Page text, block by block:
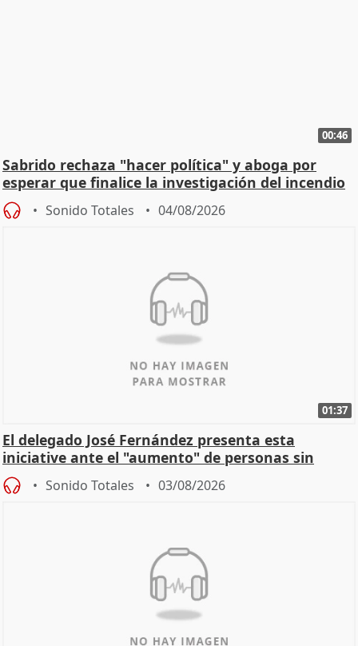
00:46
Sabrido rechaza "hacer política" y aboga por
esperar que finalice la investigación del incendio
Sonido Totales 04/08/2026
01:37
El delegado José Fernández presenta esta
iniciative ante el "aumento" de personas sin
hogar en Madri
Sonido Totales 03/08/2026